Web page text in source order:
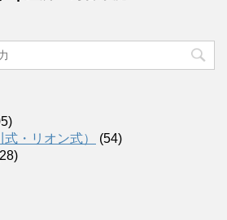
・リオン式）
(54)